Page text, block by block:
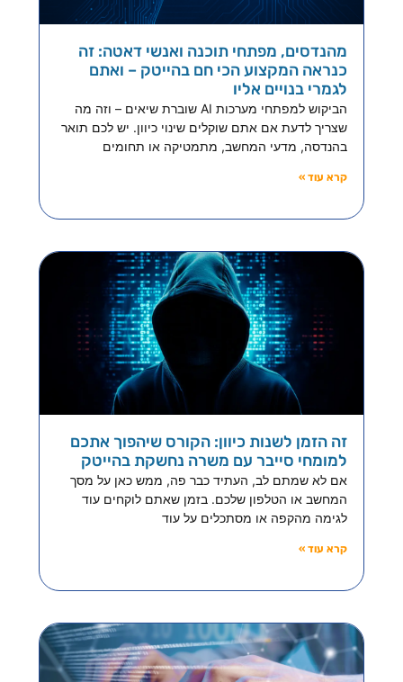
מהנדסים, מפתחי תוכנה ואנשי דאטה: זה
כנראה המקצוע הכי חם בהייטק – ואתם
לגמרי בנויים אליו
הביקוש למפתחי מערכות AI שוברת שיאים – וזה מה
שצריך לדעת אם אתם שוקלים שינוי כיוון. יש לכם תואר
בהנדסה, מדעי המחשב, מתמטיקה או תחומים
קרא עוד »
זה הזמן לשנות כיוון: הקורס שיהפוך אתכם
למומחי סייבר עם משרה נחשקת בהייטק
אם לא שמתם לב, העתיד כבר פה, ממש כאן על מסך
המחשב או הטלפון שלכם. בזמן שאתם לוקחים עוד
לגימה מהקפה או מסתכלים על עוד
קרא עוד »